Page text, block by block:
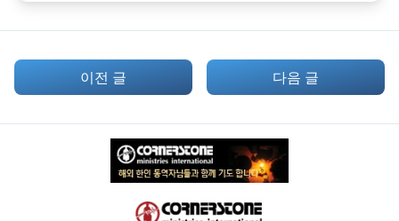
이전 글 다음 글